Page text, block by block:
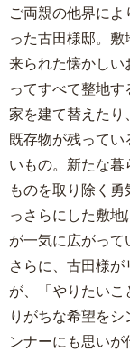
ご両親の他界に
った古田様邸。
来られた懐かし
ってすべて整地す
家を建て替えたり
既存物が残って
いもの。新たな
ものを取り除く
っさらにした敷
が一気に広がって
さらに、古田様
が、「やりたい
りがちな希望を
ンナーにも思い